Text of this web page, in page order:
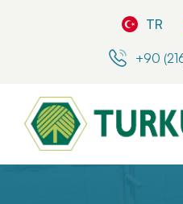
TR
+90